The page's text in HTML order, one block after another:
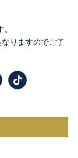
りますのでご了